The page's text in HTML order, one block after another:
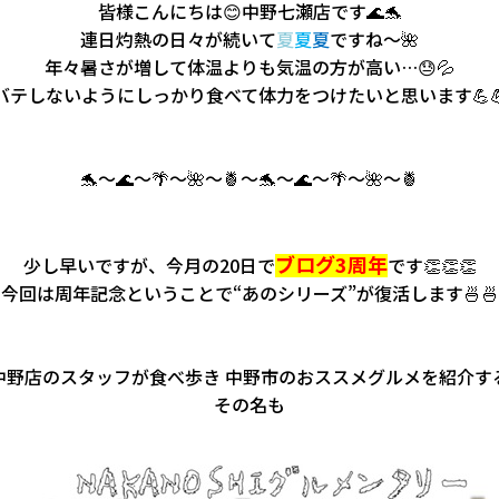
皆様こんにちは😊中野七瀬店です🌊🐬
連日灼熱の日々が続いて夏夏夏ですね～🌺
年々暑さが増して体温よりも気温の方が高い…😓💦
テしないようにしっかり食べて体力をつけたいと思います
🐬～🌊～🌴～🌺～🍍～🐬～🌊～🌴～🌺～🍍
少し早いですが、今月の20日でブログ3周年です👏👏👏
今回は周年記念ということで“あのシリーズ”が復活します🍜🍜
野店のスタッフが食べ歩き 中野市のおススメグルメを紹介す
その名も